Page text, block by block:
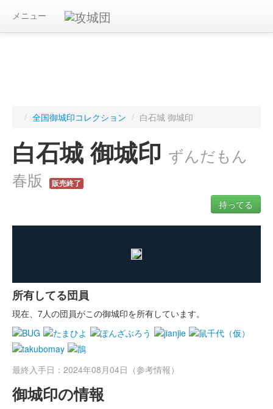
メニュー
/ 全国御城印コレクション / 白石城 御城印
白石城 御城印 ずんだもん
春版
販売終了
持ってる
所有してる団員
現在、7人の団員がこの御城印を所有しています。
最終入手日：2024年08月04日（参考情報）
御城印の情報